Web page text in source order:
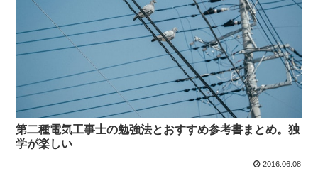
第二種電気工事士の勉強法とおすすめ参考書まとめ。独
学が楽しい
2016.06.08